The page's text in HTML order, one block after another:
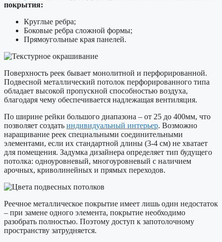
покрытия:
Круглые ребра;
Боковые ребра сложной формы;
Прямоугольные края панелей.
Поверхность реек бывает монолитной и перфорированной.
Подвесной металлический потолок перфорированного типа
обладает высокой пропускной способностью воздуха,
благодаря чему обеспечивается надлежащая вентиляция.
По ширине рейки большого диапазона – от 25 до 400мм, что
позволяет создать индивидуальный интерьер. Возможно
наращивание реек специальными соединительными
элементами, если их стандартной длины (3-4 см) не хватает
для помещения. Задумка дизайнера определяет тип будущего
потолка: одноуровневый, многоуровневый с наличием
арочных, криволинейных и прямых переходов.
Реечное металлическое покрытие имеет лишь один недостаток
– при замене одного элемента, покрытие необходимо
разобрать полностью. Поэтому доступ к запотолочному
пространству затрудняется.